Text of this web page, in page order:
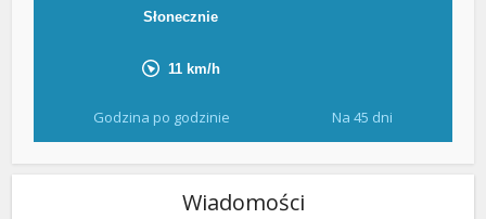
Godzina po godzinie Na 45 dni
Wiadomości